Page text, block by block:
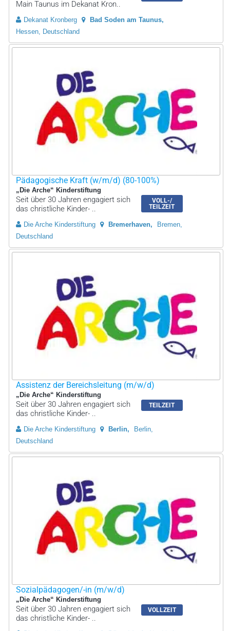
Main Taunus im Dekanat Kron..
Dekanat Kronberg
Bad Soden am Taunus
Hessen, Deutschland
Pädagogische Kraft (w/m/d) (80-100%)
„Die Arche“ Kinderstiftung
VOLL-/
TEILZEIT
Seit über 30 Jahren engagiert sich
das christliche Kinder- ..
Die Arche Kinderstiftung Bremerhaven
Bremen,
Deutschland
Assistenz der Bereichsleitung (m/w/d)
„Die Arche“ Kinderstiftung
TEILZEIT
Seit über 30 Jahren engagiert sich
das christliche Kinder- ..
Die Arche Kinderstiftung Berlin
Berlin,
Deutschland
Sozialpädagogen/-in (m/w/d)
„Die Arche“ Kinderstiftung
VOLLZEIT
Seit über 30 Jahren engagiert sich
das christliche Kinder- ..